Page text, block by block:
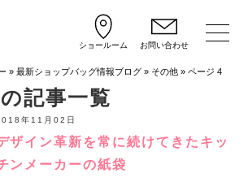
ショールーム お問い合わせ
» 最新ショップバッグ情報ブログ» その他» ページ 4
記事一覧
ザイン革新を常に続けてきたキッ
ンメーカーの紙袋
年11月02日